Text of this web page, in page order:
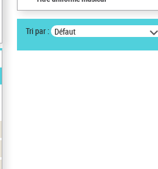
Tri par : Défaut